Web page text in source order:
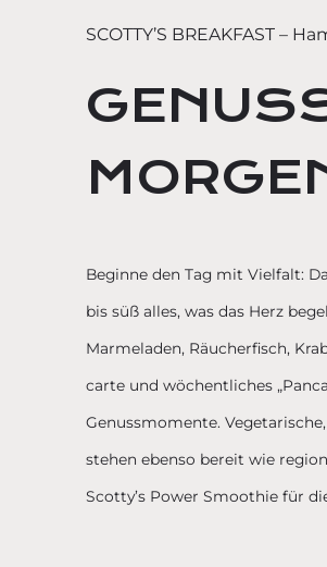
SCOTTY’S BREAKFAST –
Beginne den Tag mit Vielfalt:
bis süß alles, was das Herz
Marmeladen, Räucherfisch,
carte und wöchentliches
Genussmomente.
stehen ebenso bereit wie
Scotty’s Power Smoothie für